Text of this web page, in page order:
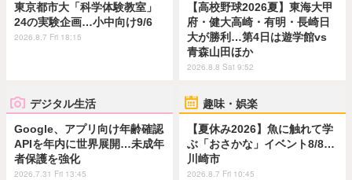
東京都市大「科学体験教室」
24の実験企画…小中向け9/6
2026.8.7 Fri 18:15
【高校野球2026夏】東海大甲
府・健大高崎・有明・長崎日
大が勝利…第4日は遊学館vs
青森山田ほか
2026.8.8 Sat 9:52
デジタル生活
Google、アプリ向け年齢確認
APIを年内に世界展開…未成年
者保護を強化
2026.7.31 Fri 13:45
趣味・娯楽
【夏休み2026】魚に触れて学
ぶ「おさかな」イベント8/8…
川崎市
2026.8.7 Fri 10:45